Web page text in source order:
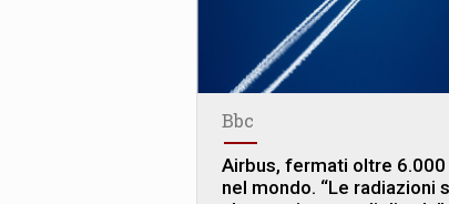
Bbc
Airbus, fermati oltre 6.000
nel mondo. “Le radiazioni